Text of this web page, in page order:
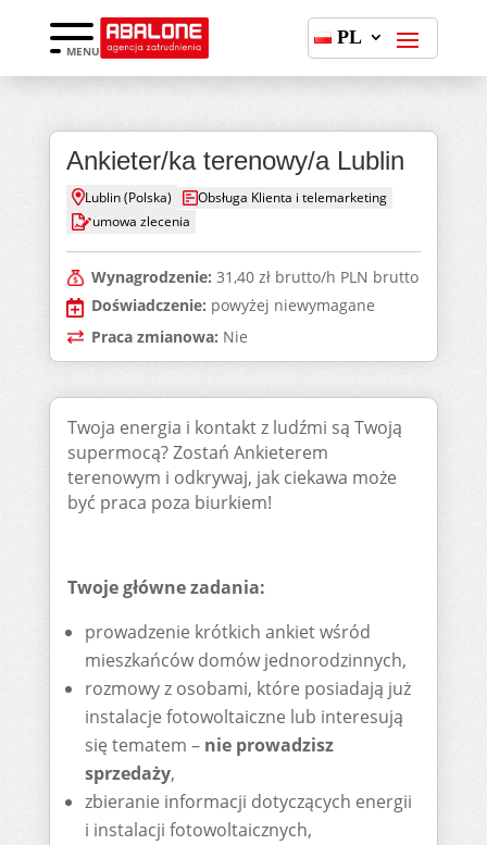
MENU
PL
Ankieter/ka terenowy/a Lublin
Lublin (Polska)
Obsługa Klienta i telemarketing
umowa zlecenia
Wynagrodzenie: 31,40 zł brutto/h PLN brutto
Doświadczenie: powyżej niewymagane
Praca zmianowa: Nie
Twoja energia i kontakt z ludźmi są Twoją
supermocą? Zostań Ankieterem
terenowym i odkrywaj, jak ciekawa może
być praca poza biurkiem!
Twoje główne zadania:
prowadzenie krótkich ankiet wśród
mieszkańców domów jednorodzinnych,
rozmowy z osobami, które posiadają już
instalacje fotowoltaiczne lub interesują
się tematem – nie prowadzisz
sprzedaży,
zbieranie informacji dotyczących energii
i instalacji fotowoltaicznych,